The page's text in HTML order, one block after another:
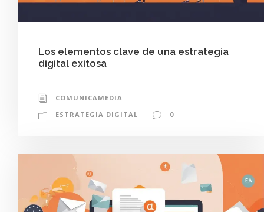
Los elementos clave de una estrategia
digital exitosa
COMUNICAMEDIA
ESTRATEGIA DIGITAL
0